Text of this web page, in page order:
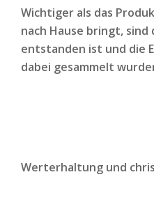
Wichtiger als das
nach Hause bringt, sind
entstanden ist und die
dabei gesammelt
Werterhaltung und